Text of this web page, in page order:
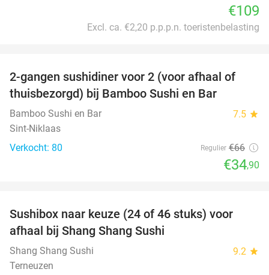
€109
Excl. ca. €2,20 p.p.p.n. toeristenbelasting
47%
2-gangen sushidiner voor 2 (voor afhaal of
thuisbezorgd) bij Bamboo Sushi en Bar
Bamboo Sushi en Bar 7.5 star
Sint-Niklaas
Verkocht: 80
Regulier €66
€34,90
44%
Sushibox naar keuze (24 of 46 stuks) voor
afhaal bij Shang Shang Sushi
Shang Shang Sushi 9.2 star
Terneuzen